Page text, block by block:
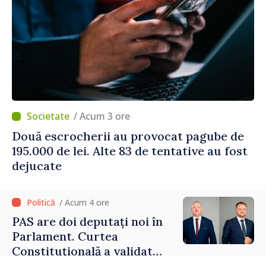
/ Acum 3 ore
Două escrocherii au provocat pagube de
195.000 de lei. Alte 83 de tentative au fost
dejucate
/ Acum 4 ore
PAS are doi deputați noi în
Parlament. Curtea
Constituțională a validat